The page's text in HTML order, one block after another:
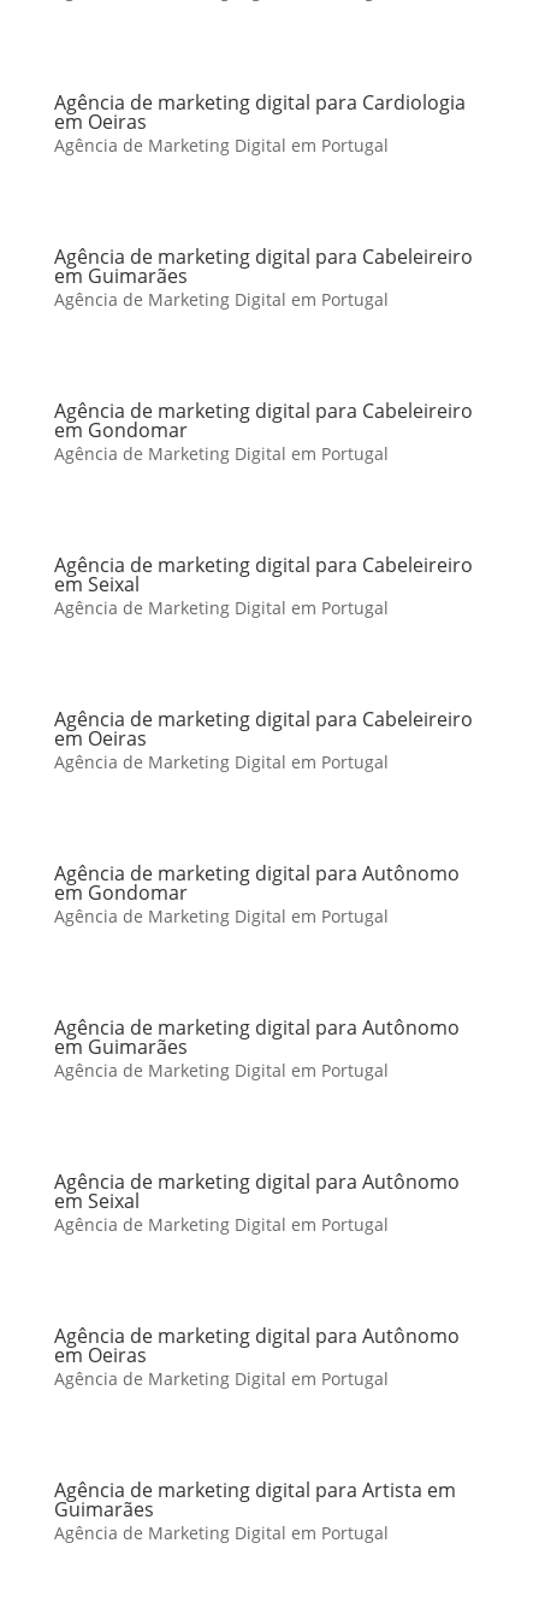
Agência de marketing digital para Cardiologia
em Oeiras
Agência de Marketing Digital em Portugal
Agência de marketing digital para Cabeleireiro
em Guimarães
Agência de Marketing Digital em Portugal
Agência de marketing digital para Cabeleireiro
em Gondomar
Agência de Marketing Digital em Portugal
Agência de marketing digital para Cabeleireiro
em Seixal
Agência de Marketing Digital em Portugal
Agência de marketing digital para Cabeleireiro
em Oeiras
Agência de Marketing Digital em Portugal
Agência de marketing digital para Autônomo
em Gondomar
Agência de Marketing Digital em Portugal
Agência de marketing digital para Autônomo
em Guimarães
Agência de Marketing Digital em Portugal
Agência de marketing digital para Autônomo
em Seixal
Agência de Marketing Digital em Portugal
Agência de marketing digital para Autônomo
em Oeiras
Agência de Marketing Digital em Portugal
Agência de marketing digital para Artista em
Guimarães
Agência de Marketing Digital em Portugal